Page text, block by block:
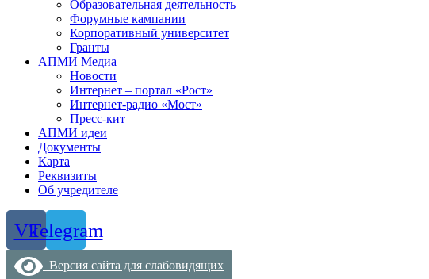
Образовательная деятельность
Форумные кампании
Корпоративный университет
Гранты
АПМИ Медиа
Новости
Интернет – портал «Рост»
Интернет-радио «Мост»
Пресс-кит
АПМИ идеи
Документы
Карта
Реквизиты
Об учредителе
VkTelegram
Версия сайта для слабовидящих